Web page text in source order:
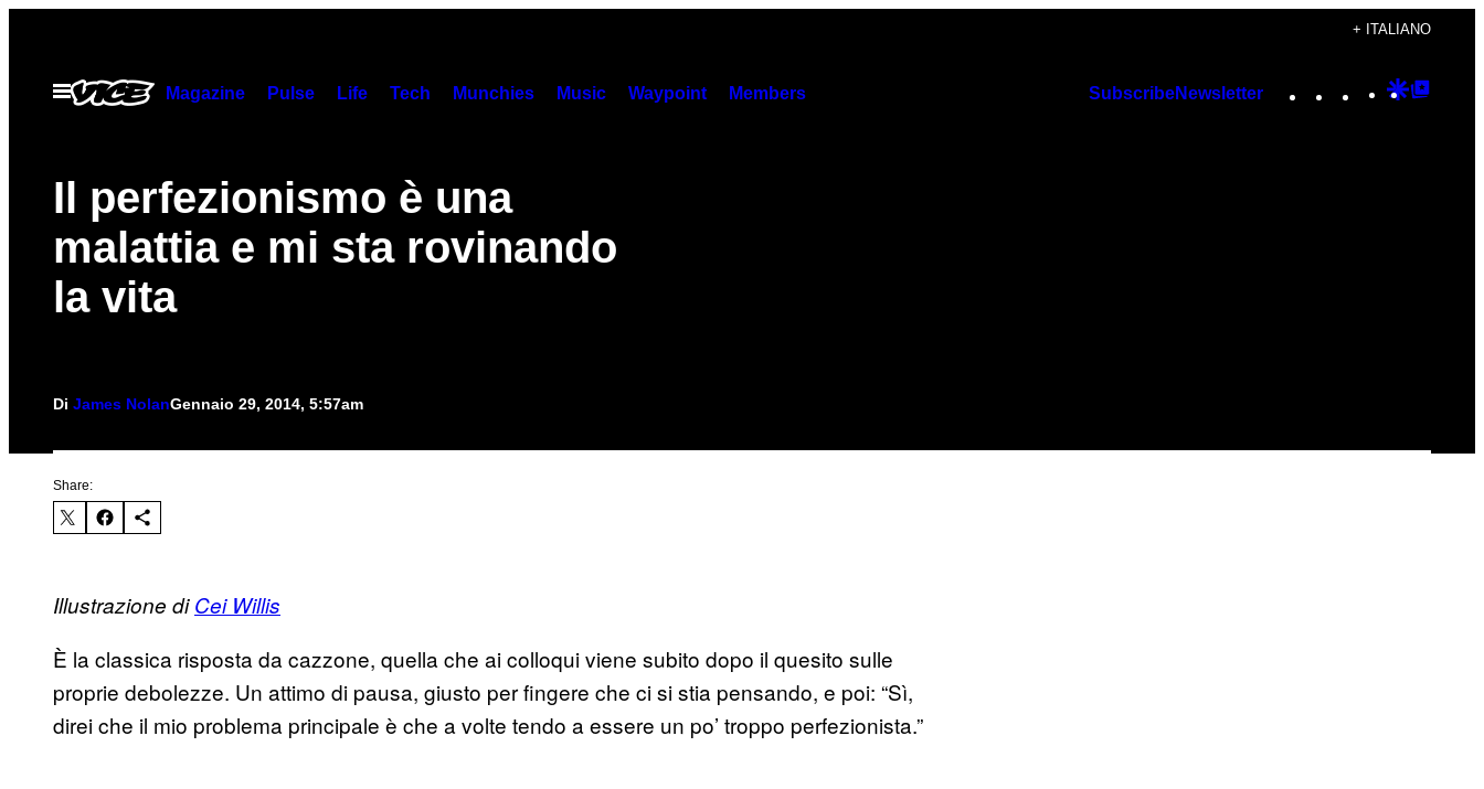
contenuto
+ ITALIANO
Apri
Magazine Pulse Life Tech Munchies Music Waypoint Members SubscribeNewsletter Instagram
TikTok
YouTube
Google
Il perfezionismo è una
malattia e mi sta rovinando
la vita
Di James NolanGennaio 29, 2014, 5:57am
Share:
Illustrazione diCei Willis
È la classica risposta da cazzone, quella che ai colloqui viene subito dopo il quesito sulle
proprie debolezze. Un attimo di pausa, giusto per fingere che ci si stia pensando, e poi: “Sì,
direi che il mio problema principale è che a volte tendo a essere un po’ troppo perfezionista.”